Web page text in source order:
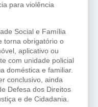
para violência
Social e Família
torna obrigatório o
aplicativo ou
com unidade policial
doméstica e familiar.
conclusivo, ainda
Defesa dos Direitos
e de Cidadania.